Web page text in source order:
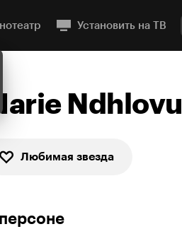
Установить на ТВ
Marie Ndhlovu
Любимая звезда